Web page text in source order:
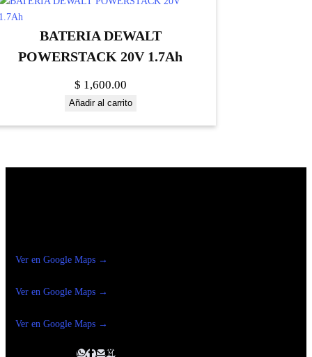
BATERIA DEWALT
POWERSTACK 20V 1.7Ah
$ 1,600.00
Añadir al carrito
Ver en Google Maps →
Ver en Google Maps →
Ver en Google Maps →